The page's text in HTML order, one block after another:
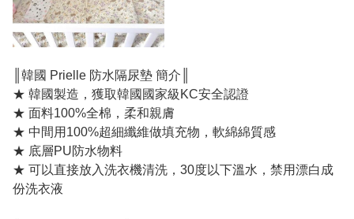
║韓國 Prielle 防水隔尿墊 簡介║
★ 韓國製造，獲取韓國國家級KC安全認證
★ 面料100%全棉，柔和親膚
★ 中間用100%超細纖維做填充物，軟綿綿質感
★ 底層PU防水物料
★ 可以直接放入洗衣機清洗，30度以下溫水，禁用漂白成
份洗衣液